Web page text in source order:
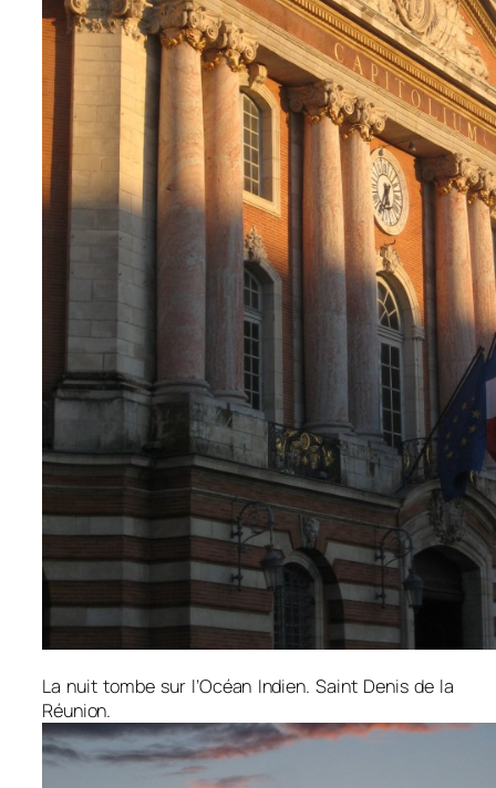
La nuit tombe sur l’Océan Indien. Saint Denis de la
Réunion.